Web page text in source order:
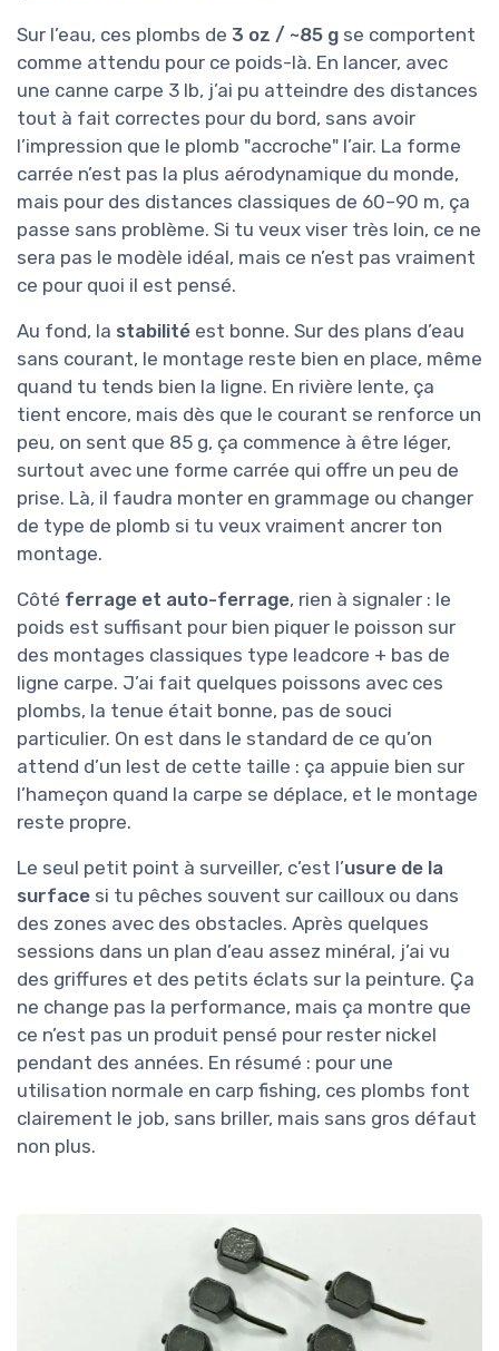
Sur l’eau, ces plombs de 3 oz / ~85 g se comportent
comme attendu pour ce poids-là. En lancer, avec
une canne carpe 3 lb, j’ai pu atteindre des distances
tout à fait correctes pour du bord, sans avoir
l’impression que le plomb "accroche" l’air. La forme
carrée n’est pas la plus aérodynamique du monde,
mais pour des distances classiques de 60–90 m, ça
passe sans problème. Si tu veux viser très loin, ce ne
sera pas le modèle idéal, mais ce n’est pas vraiment
ce pour quoi il est pensé.
Au fond, la stabilité est bonne. Sur des plans d’eau
sans courant, le montage reste bien en place, même
quand tu tends bien la ligne. En rivière lente, ça
tient encore, mais dès que le courant se renforce un
peu, on sent que 85 g, ça commence à être léger,
surtout avec une forme carrée qui offre un peu de
prise. Là, il faudra monter en grammage ou changer
de type de plomb si tu veux vraiment ancrer ton
montage.
Côté ferrage et auto-ferrage, rien à signaler : le
poids est suffisant pour bien piquer le poisson sur
des montages classiques type leadcore + bas de
ligne carpe. J’ai fait quelques poissons avec ces
plombs, la tenue était bonne, pas de souci
particulier. On est dans le standard de ce qu’on
attend d’un lest de cette taille : ça appuie bien sur
l’hameçon quand la carpe se déplace, et le montage
reste propre.
Le seul petit point à surveiller, c’est l’usure de la
surface si tu pêches souvent sur cailloux ou dans
des zones avec des obstacles. Après quelques
sessions dans un plan d’eau assez minéral, j’ai vu
des griffures et des petits éclats sur la peinture. Ça
ne change pas la performance, mais ça montre que
ce n’est pas un produit pensé pour rester nickel
pendant des années. En résumé : pour une
utilisation normale en carp fishing, ces plombs font
clairement le job, sans briller, mais sans gros défaut
non plus.